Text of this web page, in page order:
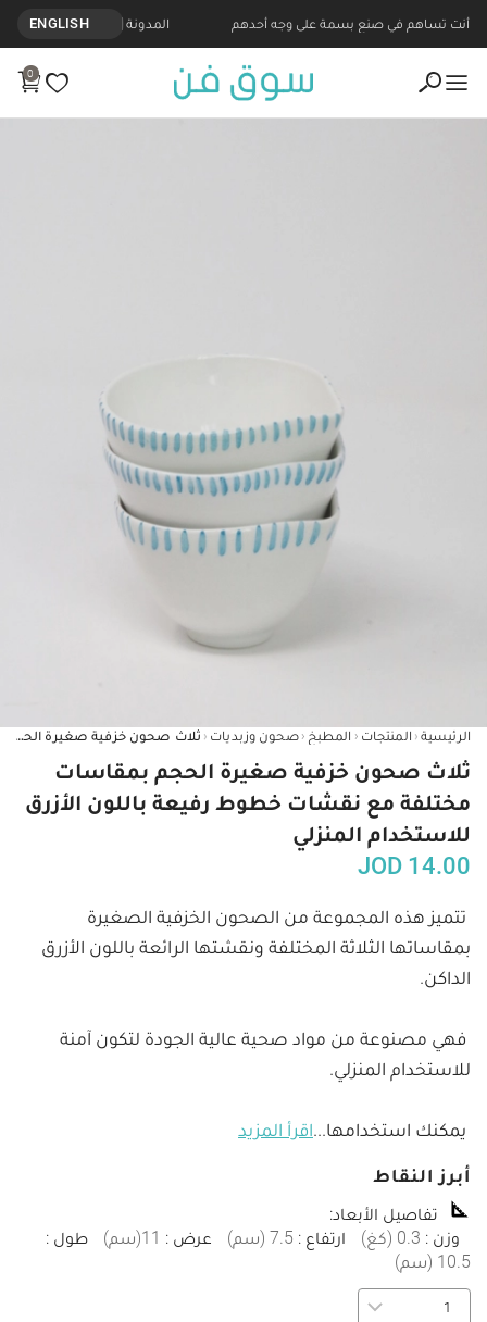
أنت تساهم في صنع بسمة على وجه أحدهم المدونة ENGLISH
0
الرئيسية ‹ المنتجات ‹ المطبخ ‹ صحون وزبديات ‹ ثلاث صحون خزفية صغيرة الحجم بمقاسات مختلفة مع نقشات خطوط رفيعة باللون الأزرق للاستخدام المنزلي
ثلاث صحون خزفية صغيرة الحجم بمقاسات
مختلفة مع نقشات خطوط رفيعة باللون الأزرق
للاستخدام المنزلي
JOD 14.00
تتميز هذه المجموعة من الصحون الخزفية الصغيرة
بمقاساتها الثلاثة المختلفة ونقشتها الرائعة باللون الأزرق
فهي مصنوعة من مواد صحية عالية الجودة لتكون آمنة
...اقرأ المزيد
أبرز النقاط
تفاصيل الأبعاد:
وزن :
0.3
(كغ) ارتفاع :
7.5
(سم) عرض :
11
(سم) طول :
10.5
(سم)